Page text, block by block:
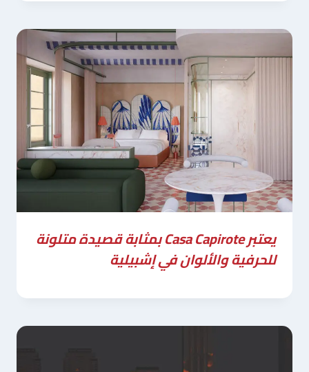
يعتبر Casa Capirote بمثابة قصيدة متلونة
للحرفية والألوان في إشبيلية